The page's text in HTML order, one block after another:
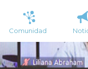
Comunidad